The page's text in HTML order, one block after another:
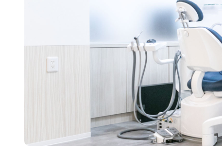
予防・メンテナンス
矯正歯科